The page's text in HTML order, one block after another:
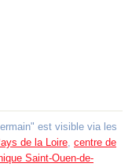
est visible via les
de la Loire, centre de
Saint-Ouen-de-